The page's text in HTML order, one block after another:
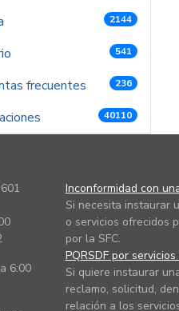
2144
541
frecuentes 236
40110
6:00
Inconformidad con
Si necesita instaurar
o servicios ofrecidos
por la SFC.
PQRSDF por
Si quiere instaurar
reclamo, solicitud,
relación a los